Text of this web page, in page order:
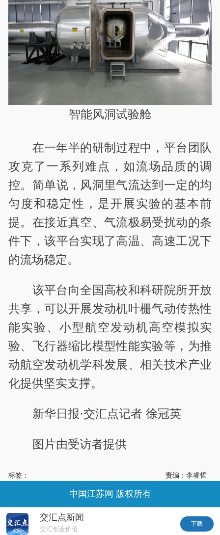
智能风洞试验舱
在一年半的研制过程中，平台团队
攻克了一系列难点，如流场品质的调
控。简单说，风洞里气流达到一定的均
匀度和稳定性，是开展实验的基本前
提。在接近真空、气流极易受扰动的条
件下，该平台实现了高温、高速工况下
的流场稳定。
该平台向全国高校和科研院所开放
共享，可以开展发动机叶栅气动传热性
能实验、小型航空发动机高空模拟实
验、飞行器缩比模型性能实验等，为推
动航空发动机学科发展、相关技术产业
化提供坚实支撑。
新华日报·交汇点记者 徐冠英
图片由受访者提供
标签： 责编：李睿哲
交汇点新闻
交汇创造价值
下载
中国江苏网 版权所有